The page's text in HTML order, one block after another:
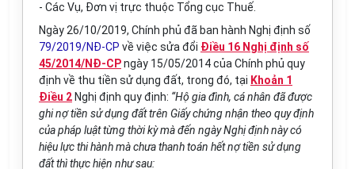
- Các Vụ, Đơn vị trực thuộc Tổng cục Thuế.
Ngày 26/10/2019, Chính phủ đã ban hành Nghị định số
79/2019/NĐ-CP về việc sửa đổi Điều 16 Nghị định số
45/2014/NĐ-CPngày 15/05/2014 của Chính phủ quy
định về thu tiền sử dụng đất, trong đó, tại Khoản 1
Điều 2 Nghị định quy định: “Hộ gia đình, cá nhân đã được
ghi nợ tiền sử dụng đất trên Giấy chứng nhận theo quy định
của pháp luật từng thời kỳ mà đến ngày Nghị định này có
hiệu lực thi hành mà chưa thanh toán hết nợ tiền sử dụng
đất thì thực hiện như sau: